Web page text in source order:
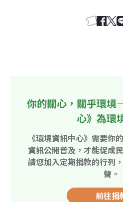
你的關心，關乎環境
心》為環
《環境資訊中心》需要你
資訊公開普及，才能促成
請您加入定期捐款的行列
聲。
前往捐